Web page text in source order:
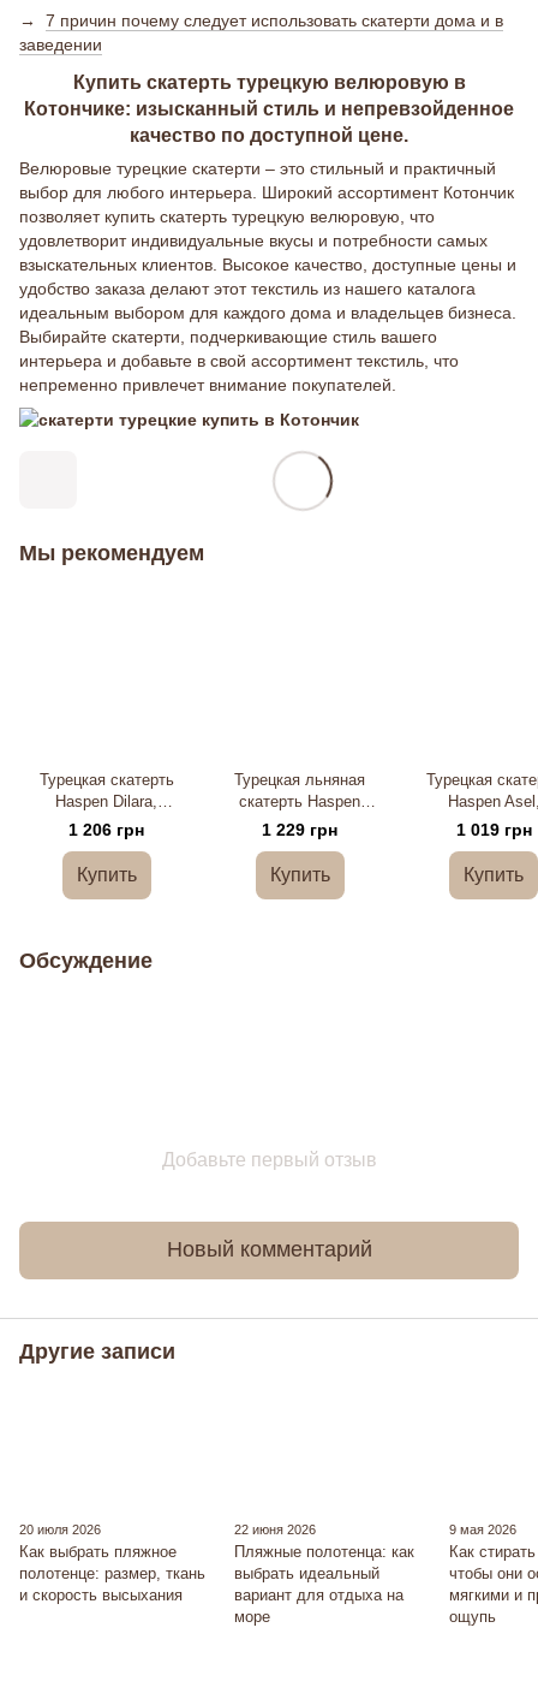
→ 7 причин почему следует использовать скатерти дома и в
заведении
Купить скатерть турецкую велюровую в
Котончике: изысканный стиль и непревзойденное
качество по доступной цене.
Велюровые турецкие скатерти – это стильный и практичный
выбор для любого интерьера. Широкий ассортимент Котончик
позволяет купить скатерть турецкую велюровую, что
удовлетворит индивидуальные вкусы и потребности самых
взыскательных клиентов. Высокое качество, доступные цены и
удобство заказа делают этот текстиль из нашего каталога
идеальным выбором для каждого дома и владельцев бизнеса.
Выбирайте скатерти, подчеркивающие стиль вашего
интерьера и добавьте в свой ассортимент текстиль, что
непременно привлечет внимание покупателей.
Мы рекомендуем
Турецкая скатерть
Haspen Dilara,
велюровая с кружевом,
160х220 см
1 206 грн
Купить
Турецкая льняная
скатерть Haspen
Klopatra с кружевом,
160х220 см
1 229 грн
Купить
Турецкая
Haspen
велюровая с
160х220 см
1 019 грн
Купить
Обсуждение
Добавьте первый отзыв
Новый комментарий
Другие записи
20 июля 2026
Как выбрать пляжное
полотенце: размер, ткань
и скорость высыхания
22 июня 2026
Пляжные полотенца: как
выбрать идеальный
вариант для отдыха на
море
9 мая 2026
Как
чтобы они
мягкими и
ощупь